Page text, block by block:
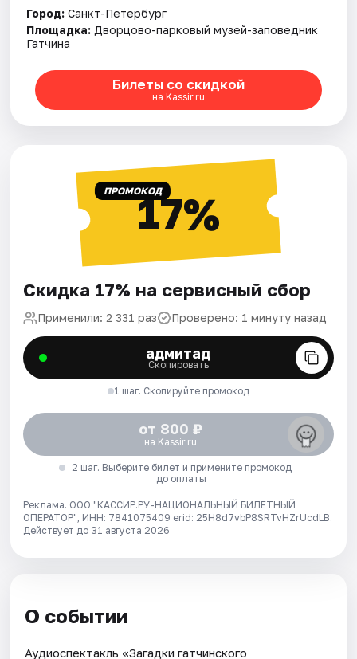
Город: Санкт-Петербург
Площадка: Дворцово-парковый музей-заповедник
Гатчина
Билеты со скидкой
на Kassir.ru
ПРОМОКОД17%
Скидка 17% на сервисный сбор
Применили: 2 331 раз Проверено: 1 минуту назад
адмитад
Скопировать
1 шаг. Скопируйте промокод
от 800 ₽
на Kassir.ru
2 шаг. Выберите билет и примените промокод
до оплаты
Реклама. ООО "КАССИР.РУ-НАЦИОНАЛЬНЫЙ БИЛЕТНЫЙ
ОПЕРАТОР", ИНН: 7841075409 erid: 25H8d7vbP8SRTvHZrUcdLB.
Действует до 31 августа 2026
О событии
Аудиоспектакль «Загадки гатчинского